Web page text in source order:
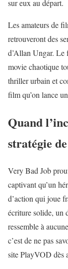
sur eux au départ.
Les amateurs de
retrouveront des
d’Allan Ungar. Le
movie chaotique
thriller urbain et
film qu’on lance
Quand
stratégie
Very Bad Job
captivant qu’un
d’action qui joue
écriture solide, un
ressemble à
c’est de ne pas
sitePlayVOD dès